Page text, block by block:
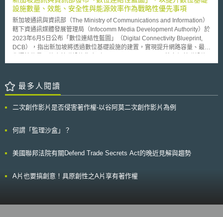
專利有效性決定提上訴，需要設法證明爭議專利的有效性會對授權協議義務
產生具體的影響，否則被授權人將難以因其具有實質的損害從而讓法院啟動
上訴作業。
過5公斤時：除前述的條件外，需要從各地區航空管理部門
(Landesluftfahrtbehörden)追加額外的升空許可(Aufsteigserlaubnis)。 關於
操作者的規範： (1) 無人機的操作者，除了在模型飛機基地外，原則上禁止
飛行超過100米高，但可向地區航空管理部門提出申請。 (2) 模型飛行器操
作者須有專業知識證明。 (3) 無人機與模型飛行器只能在能肉眼可見下飛
行。 一般適用規定：無人機與模型飛行器不能阻礙或危害人力駕駛飛行
電訊號。 綜合觀察可以發現，德國對於無人機的使用規範(或限制)，可
以歸結至三 方面，對於使用人的規範、無人機的大小以及使用地點的限
制。
設施數量、效能、安全性與能源效率作為戰略性優先事項
新加坡通訊與資訊部（The Ministry of Communications and Information）
轄下資通訊媒體發展管理局（Infocomm Media Development Authority）於
2023年6月5日公布「數位連結性藍圖」（Digital Connectivity Blueprint,
DCB），指出新加坡將透過數位基礎設施的建置，實現提升網路容量、最大
作為一整體進行定義、提供與更新）、確保安全與韌性，以及永續性設計
（1）在未來十年將海底電纜數量提升為現有的兩倍； （2）透過將新加坡
國家寬頻網路（Nationwide Broadband Network, NBN）的頻寬提高十倍、
無縫、端到端且速度高達10 Gbps的國內網路； （3）與供應商合作，強化
新的綠色資料中心（Green data centre）制定長期成長路線圖並使其更具能
例。 除戰略性優先事項外，新加坡將在更新興且前沿的領域中採取行動，
願景； （2）為普遍的自動化系統使用奠定基礎； （3）透過測試平台與沙
盒建立利害關係者生態系統，推動綠色軟體（green software）的開發、標
最多人閱讀
二次創作影片是否侵害著作權-以谷阿莫二次創作影片為例
何謂「監理沙盒」？
美國聯邦法院有關Defend Trade Secrets Act的晚近見解與趨勢
A片也要搞創意！具原創性之A片享有著作權